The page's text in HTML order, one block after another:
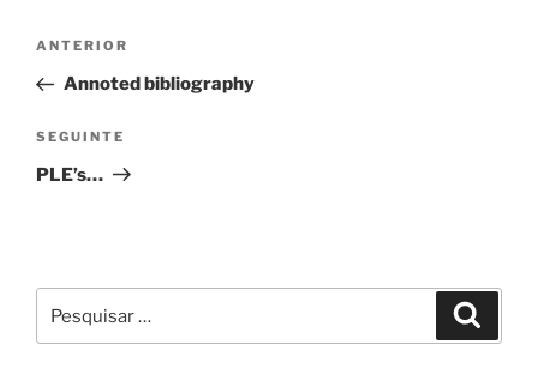
Navegação
artigos
Conteúdo
anterior
ANTERIOR
Annoted bibliography
Conteúdo
seguinte
SEGUINTE
PLE’s…
por: